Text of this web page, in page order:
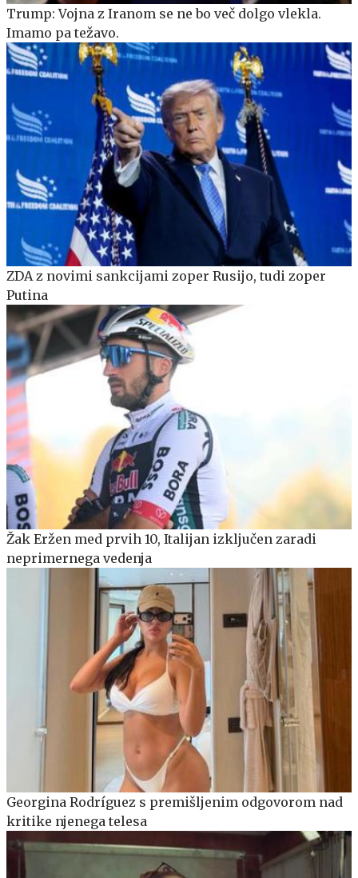
Trump: Vojna z Iranom se ne bo več dolgo vlekla.
Imamo pa težavo.
ZDA z novimi sankcijami zoper Rusijo, tudi zoper
Putina
Žak Eržen med prvih 10, Italijan izključen zaradi
neprimernega vedenja
Georgina Rodríguez s premišljenim odgovorom nad
kritike njenega telesa